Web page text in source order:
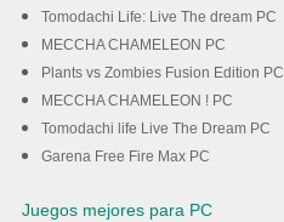
Tomodachi Life: Live The dream PC
MECCHA CHAMELEON PC
Plants vs Zombies Fusion Edition PC
MECCHA CHAMELEON ! PC
Tomodachi life Live The Dream PC
Garena Free Fire Max PC
Juegos mejores para PC